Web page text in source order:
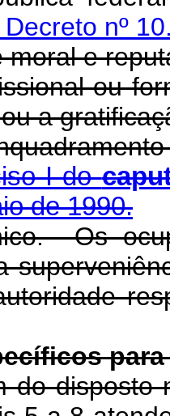
nº
moral e
ou
a
I do
de 1990.
Os
para
do disposto